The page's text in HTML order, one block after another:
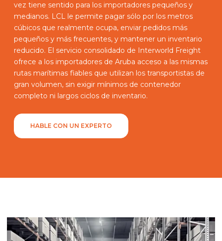
vez tiene sentido para los importadores pequeños y
medianos. LCL le permite pagar sólo por los metros
cúbicos que realmente ocupa, enviar pedidos más
pequeños y más frecuentes, y mantener un inventario
reducido. El servicio consolidado de Interworld Freight
ofrece a los importadores de Aruba acceso a las mismas
rutas marítimas fiables que utilizan los transportistas de
gran volumen, sin exigir mínimos de contenedor
completo ni largos ciclos de inventario.
HABLE CON UN EXPERTO